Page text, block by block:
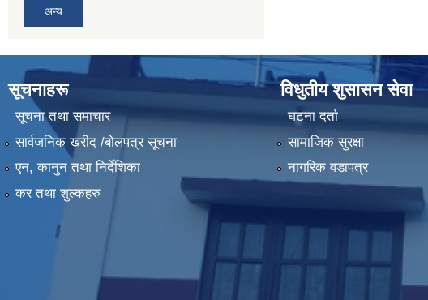
अन्य
सूचनाहरू
सूचना तथा समाचार
सार्वजनिक खरीद /बोलपत्र सूचना
एन, कानुन तथा निर्देशिका
कर तथा शुल्कहरु
विधुतीय शुसासन सेवा
घटना दर्ता
सामाजिक सुरक्षा
नागरिक वडापत्र